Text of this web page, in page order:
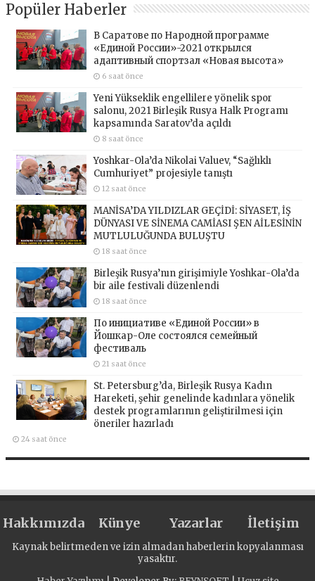
Popüler Haberler
В Саратове по Народной программе
«Единой России»-2021 открылся
адаптивный спортзал «Новая высота»
6 saat önce
Yeni Yükseklik engellilere yönelik spor
salonu, 2021 Birleşik Rusya Halk Programı
kapsamında Saratov’da açıldı
8 saat önce
Yoshkar-Ola’da Nikolai Valuev, “Sağlıklı
Cumhuriyet” projesiyle tanıştı
12 saat önce
MANİSA’DA YILDIZLAR GEÇİDİ: SİYASET, İŞ
DÜNYASI VE SİNEMA CAMİASI ŞEN AİLESİNİN
MUTLULUĞUNDA BULUŞTU
18 saat önce
Birleşik Rusya’nın girişimiyle Yoshkar-Ola’da
bir aile festivali düzenlendi
18 saat önce
По инициативе «Единой России» в
Йошкар-Оле состоялся семейный
фестиваль
21 saat önce
St. Petersburg’da, Birleşik Rusya Kadın
Hareketi, şehir genelinde kadınlara yönelik
destek programlarının geliştirilmesi için
öneriler hazırladı
24 saat önce
Hakkımızda Künye Yazarlar İletişim
Kaynak belirtmeden ve izin almadan haberlerin kopyalanması
yasaktır.